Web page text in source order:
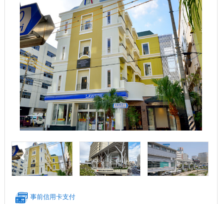
事前信用卡支付